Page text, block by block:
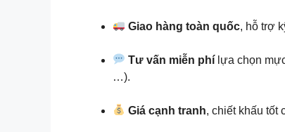
Giao hàng toàn quốc, hỗ trợ
Tư vấn miễn phí lựa chọn
…).
Giá cạnh tranh, chiết khấu tốt